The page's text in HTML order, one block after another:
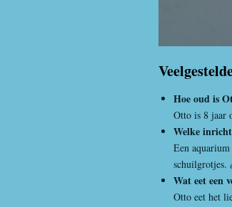
Hoe oud is
Otto is 8 jaar
Welke
Een
schuilgrotjes.
Wat eet een
Otto eet het